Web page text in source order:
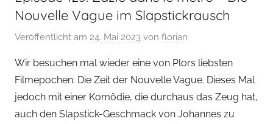
Nouvelle Vague im Slapstickrausch
Veröffentlicht am 24. Mai 2023 von florian
Wir besuchen mal wieder eine von Plors liebsten
Filmepochen: Die Zeit der Nouvelle Vague. Dieses Mal
jedoch mit einer Komödie, die durchaus das Zeug hat,
auch den Slapstick-Geschmack von Johannes zu